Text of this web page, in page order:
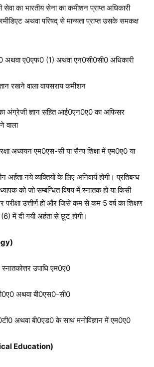
का भारतीय सेना का कमीशन प्राप्त अधिकारी
अथवा परिषद् से मान्यता प्राप्त उसके समकक्ष
अथवा ए0एफ0 (1) अथवा एन0सी0सी0 अधिकारी
रखने वाला वायसराय कमीशन
अंग्रेजी ज्ञान सहित आई0एन0ए0 का अफिसर
वाला
अध्ययन एम0एस-सी या सैन्य शिक्षा में एम0ए0 या
नये व्यक्तियों के लिए अनिवार्य होगी। प्रतिबन्ध
को जो सम्बन्धित विषय में स्नातक हो या किसी
परीक्षा उत्तीर्ण हो और जिसे कम से कम 5 वर्ष का शिक्षण
में दी गयी अर्हता से छूट होगी।
स्नातकोत्तर उपाधि एम0ए0
अथवा बी0एस0-सी0
अथवा बी0एड0 के साथ मनोविज्ञान में एम0ए0
Education)